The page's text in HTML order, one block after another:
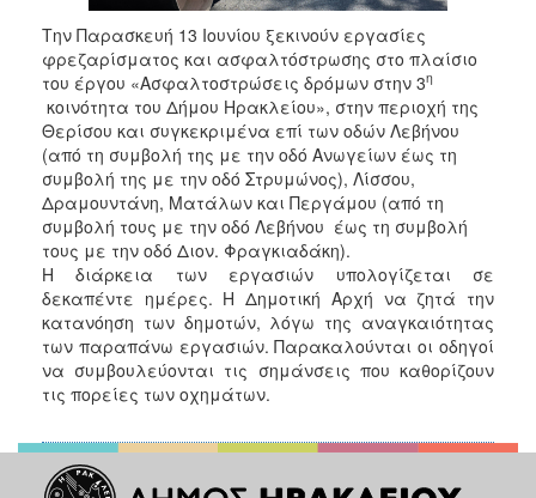
Την Παρασκευή 13 Ιουνίου ξεκινούν εργασίες
φρεζαρίσματος και ασφαλτόστρωσης στο πλαίσιο
του έργου «Ασφαλτοστρώσεις δρόμων στην 3η
κοινότητα του Δήμου Ηρακλείου», στην περιοχή της
Θερίσου και συγκεκριμένα επί των οδών Λεβήνου
(από τη συμβολή της με την οδό Ανωγείων έως τη
συμβολή της με την οδό Στρυμώνος), Λίσσου,
Δραμουντάνη, Ματάλων και Περγάμου (από τη
συμβολή τους με την οδό Λεβήνου έως τη συμβολή
τους με την οδό Διον. Φραγκιαδάκη).
Η διάρκεια των εργασιών υπολογίζεται σε
δεκαπέντε ημέρες. H Δημοτική Αρχή να ζητά την
κατανόηση των δημοτών, λόγω της αναγκαιότητας
των παραπάνω εργασιών. Παρακαλούνται οι οδηγοί
να συμβουλεύονται τις σημάνσεις που καθορίζουν
τις πορείες των οχημάτων.